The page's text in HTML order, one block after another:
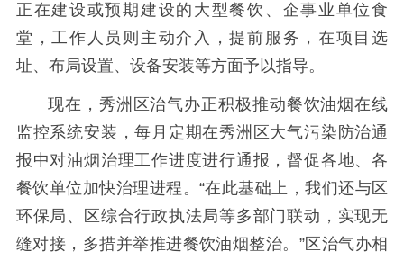
正在建设或预期建设的大型餐饮、企事业单位食
堂，工作人员则主动介入，提前服务，在项目选
址、布局设置、设备安装等方面予以指导。
现在，秀洲区治气办正积极推动餐饮油烟在线
监控系统安装，每月定期在秀洲区大气污染防治通
报中对油烟治理工作进度进行通报，督促各地、各
餐饮单位加快治理进程。“在此基础上，我们还与区
环保局、区综合行政执法局等多部门联动，实现无
缝对接，多措并举推进餐饮油烟整治。”区治气办相